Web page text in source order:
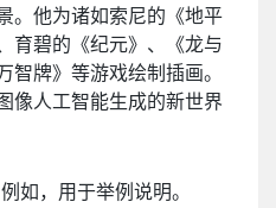
。他为诸如索尼的《地平
育碧的《纪元》、《龙与
智牌》等游戏绘制插画。
像人工智能生成的新世界
如，用于举例说明。